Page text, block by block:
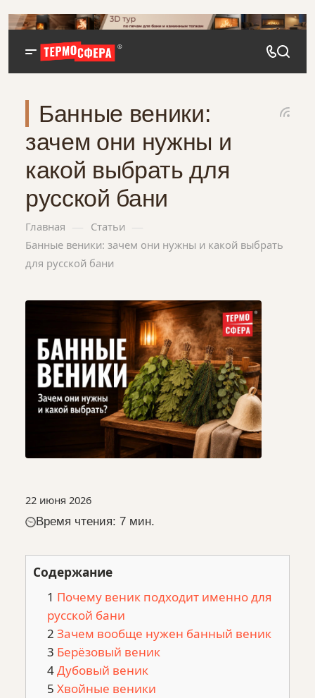
Банные веники:
зачем они нужны и
какой выбрать для
русской бани
Главная — Статьи —
Банные веники: зачем они нужны и какой выбрать
для русской бани
22 июня 2026
Время чтения: 7 мин.
Содержание
Почему веник подходит именно для
русской бани
Зачем вообще нужен банный веник
Берёзовый веник
Дубовый веник
Хвойные веники